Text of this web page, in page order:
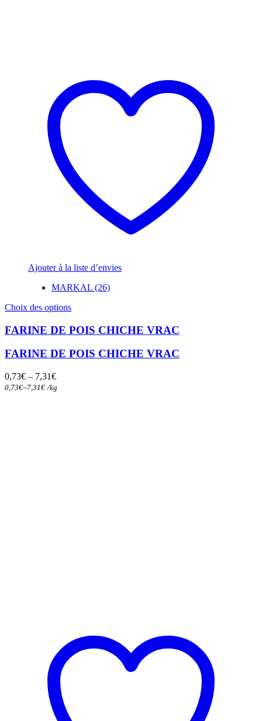
Ajouter à la liste d’envies
MARKAL (26)
Choix des optionsCe
a
plusieurs
variations.
Les
FARINE DE POIS CHICHE VRAC
FARINE DE POIS CHICHE VRAC
0,73€ – 7,31€
0,73€–7,31€ /kg